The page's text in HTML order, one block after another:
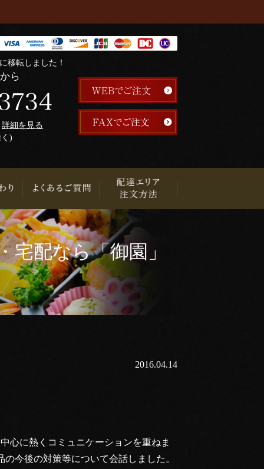
移転しました！
ら
詳細を見る
)
配なら「御園」
2016.04.14
心に熱くコミュニケーションを重ねま
今後の対策等について会話しました。